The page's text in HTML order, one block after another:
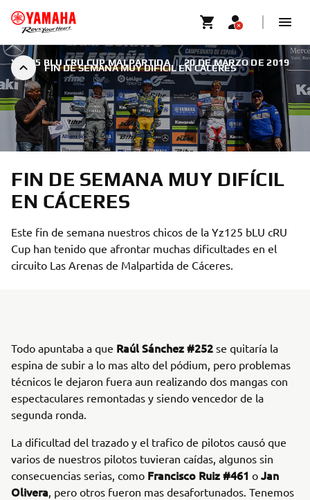
FIN DE SEMANA MUY DIFÍCIL EN CÁCERES
YZ125 BLU CRU CUP MALPARTIDA | 20 DE MARZO DE 2019
FIN DE SEMANA MUY DIFÍCIL
EN CÁCERES
Este fin de semana nuestros chicos de la Yz125 bLU cRU
Cup han tenido que afrontar muchas dificultades en el
circuito Las Arenas de Malpartida de Cáceres.
Todo apuntaba a que Raúl Sánchez #252 se quitaría la
espina de subir a lo mas alto del pódium, pero problemas
técnicos le dejaron fuera aun realizando dos mangas con
espectaculares remontadas y siendo vencedor de la
segunda ronda.
La dificultad del trazado y el trafico de pilotos causó que
varios de nuestros pilotos tuvieran caídas, algunos sin
consecuencias serias, como Francisco Ruiz #461 o Jan
Olivera, pero otros fueron mas desafortunados. Tenemos